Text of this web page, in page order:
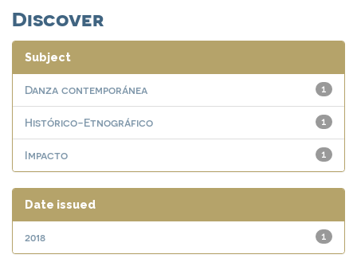
Discover
Subject
1
Danza contemporánea
1
Histórico-Etnográfico
1
Impacto
Date issued
1
2018